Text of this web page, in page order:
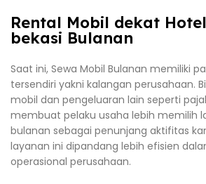
Rental Mobil dekat
bekasi Bulanan
Saat ini, Sewa Mobil Bulanan memiliki
tersendiri yakni kalangan perusahaan.
mobil dan pengeluaran lain seperti
membuat pelaku usaha lebih memilih
bulanan sebagai penunjang aktifitas
layanan ini dipandang lebih efisien
operasional perusahaan.